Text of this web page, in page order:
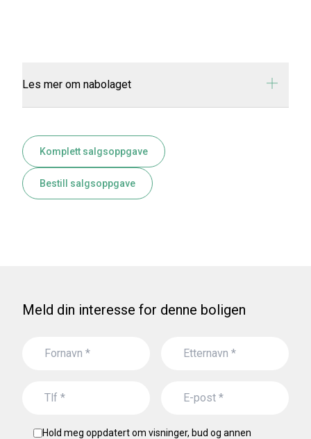
Les mer om nabolaget
Komplett salgsoppgave
Bestill salgsoppgave
Meld din interesse for denne boligen
Hold meg oppdatert om visninger, bud og annen